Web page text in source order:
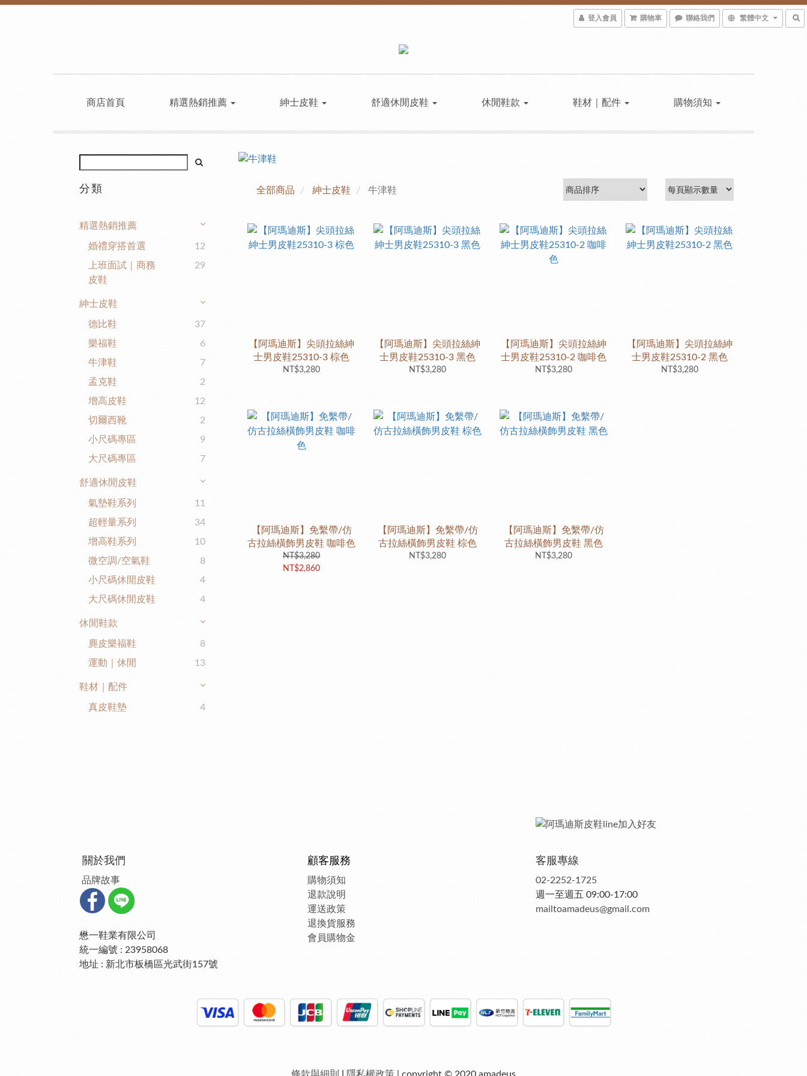
登入會員 購物車 聯絡我們 繁體中文
商店首頁 精選熱銷推薦 紳士皮鞋 舒適休閒皮鞋 休閒鞋款 鞋材｜配件 購物須知
分類
精選熱銷推薦
婚禮穿搭首選
12
上班面試｜商務
皮鞋
29
紳士皮鞋
德比鞋
37
樂福鞋
6
牛津鞋
7
孟克鞋
2
增高皮鞋
12
切爾西靴
2
小尺碼專區
9
大尺碼專區
7
舒適休閒皮鞋
氣墊鞋系列
11
超輕量系列
34
增高鞋系列
10
微空調/空氣鞋
8
小尺碼休閒皮鞋
4
大尺碼休閒皮鞋
4
休閒鞋款
麂皮樂福鞋
8
運動｜休閒
13
鞋材｜配件
真皮鞋墊 4
全部商品 紳士皮鞋 牛津鞋
【阿瑪迪斯】尖頭拉絲紳
士男皮鞋25310-3 棕色
NT$3,280
【阿瑪迪斯】尖頭拉絲紳
士男皮鞋25310-3 黑色
NT$3,280
【阿瑪迪斯】尖頭拉絲紳
士男皮鞋25310-2 咖啡色
NT$3,280
【阿瑪迪斯】尖頭拉絲紳
士男皮鞋25310-2 黑色
NT$3,280
【阿瑪迪斯】免繫帶/仿
古拉絲橫飾男皮鞋 咖啡色
NT$3,280
NT$2,860
【阿瑪迪斯】免繫帶/仿
古拉絲橫飾男皮鞋 棕色
NT$3,280
【阿瑪迪斯】免繫帶/仿
古拉絲橫飾男皮鞋 黑色
NT$3,280
關於我們
品牌故事
懋一鞋業有限公司
統一編號 : 23958068
地址 : 新北市板橋區光武街157號
顧客服務
購物須知
退款說明
運送政策
退換貨服務
會員購物金
客服專線
02-2252-1725
週一至週五 09:00-17:00
mailtoamadeus@gmail.com